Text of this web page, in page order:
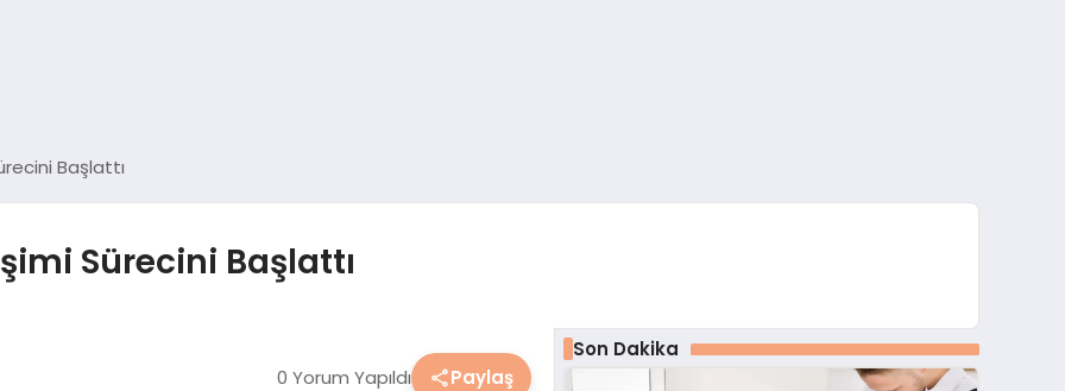
Başlattı
Sürecini Başlattı
0 Yorum Yapıldı Paylaş
Son Dakika